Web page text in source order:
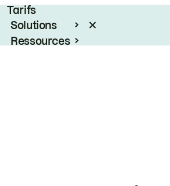
Tarifs
Solutions
Ressources